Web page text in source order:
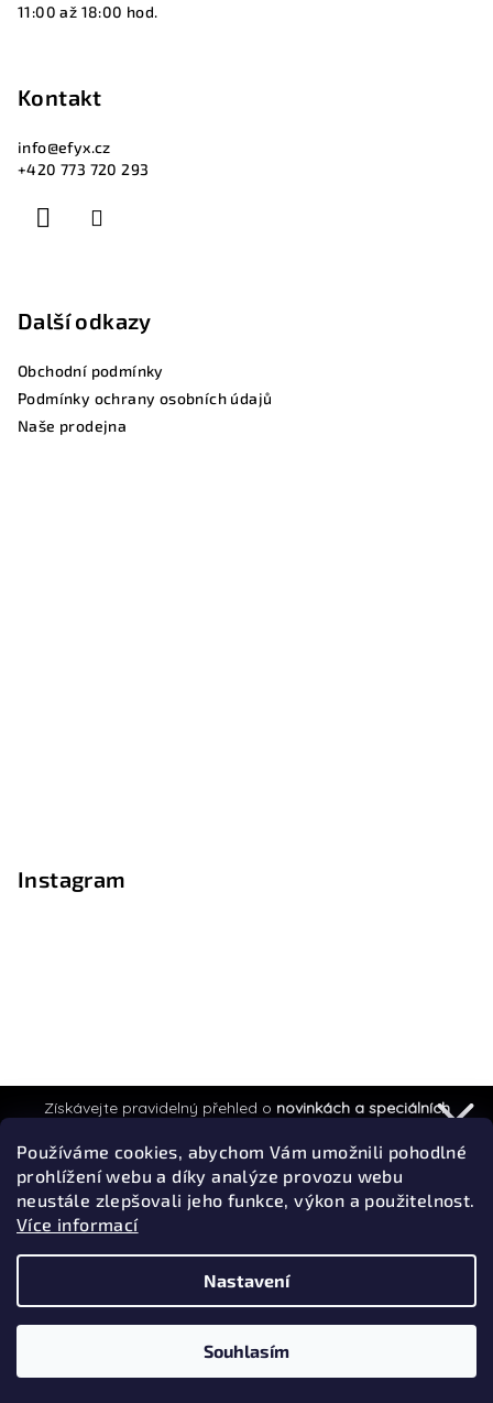
Používáme cookies, abychom Vám umožnili pohodlné
prohlížení webu a díky analýze provozu webu
neustále zlepšovali jeho funkce, výkon a použitelnost.
Více informací
Nastavení
Souhlasím
11:00 až 18:00 hod.
Kontakt
info@efyx.cz
+420 773 720 293
Další odkazy
Obchodní podmínky
Podmínky ochrany osobních údajů
Naše prodejna
Instagram
Sledovat na Instagramu
Vytvořil Shoptet
Získávejte pravidelný přehled o novinkách a speciálních